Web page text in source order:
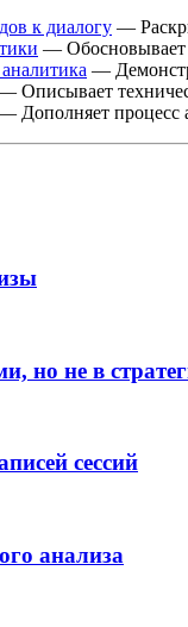
к диалогу —
— Обосновывает
—
Описывает
Дополняет процесс
но не в
сессий
анализа